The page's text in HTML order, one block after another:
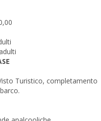
Turistico, completamento